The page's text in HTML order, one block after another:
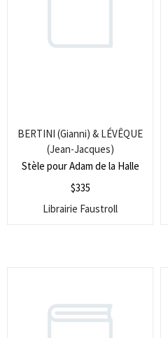
Stèle pour Adam de la Halle
BERTINI (Gianni) & LÉVÊQUE
(Jean-Jacques)
$335
Librairie Faustroll